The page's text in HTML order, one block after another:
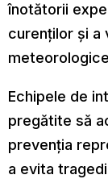
înotătorii
curenților și a
Echipele de
pregătite să
prevenția
a evita